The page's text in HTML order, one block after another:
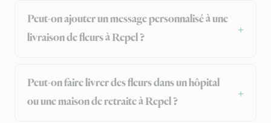
Peut-on ajouter un message personnalisé à une
livraison de fleurs à Repel ?
Peut-on faire livrer des fleurs dans un hôpital
ou une maison de retraite à Repel ?